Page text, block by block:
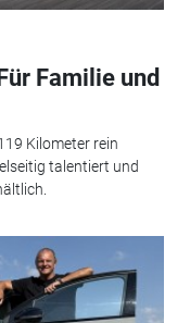
Familie und
Kilometer rein
talentiert und